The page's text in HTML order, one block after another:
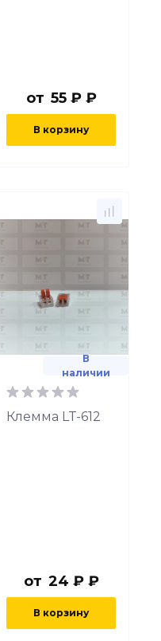
от 55 ₽ ₽
В корзину
В
наличии
Клемма LT-612
от 24 ₽ ₽
В корзину